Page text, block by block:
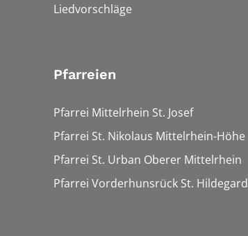
Liedvorschläge
Pfarreien
Pfarrei Mittelrhein St. Josef
Pfarrei St. Nikolaus Mittelrhein-Höhe
Pfarrei St. Urban Oberer Mittelrhein
Pfarrei Vorderhunsrück St. Hildegard